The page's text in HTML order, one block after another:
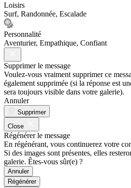
Loisirs
Surf, Randonnée, Escalade
Personnalité
Aventurier, Empathique, Confiant
Supprimer le message
Voulez-vous vraiment supprimer ce
également supprimée (si la réponse est
sera toujours visible dans votre galerie).
Annuler
Supprimer
Close
Régénérer le message
En régénérant, vous continuerez votre
Si des images sont présentes, elles
galerie. Êtes-vous sûr(e) ?
Annuler
Régénérer